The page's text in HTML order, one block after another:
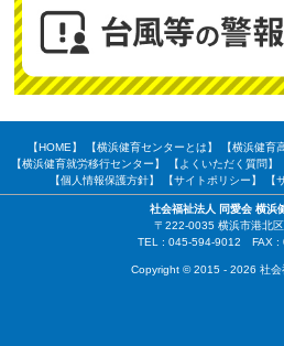
【HOME】 【横浜健育センターとは】 【横浜健育
【横浜健育就労移行センター】
【よくいただく質問】
【個人情報保護方針】
【サイトポリシー】 【
社会福祉法人 同愛会 横浜
〒222-0035 横浜市港北
TEL : 045-594-9012 FAX :
Copyright © 2015 - 2026 社会